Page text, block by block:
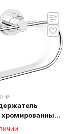
₽
11038A